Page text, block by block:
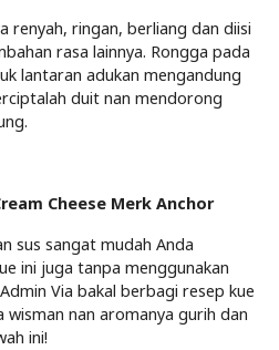
renyah, ringan, berliang dan diisi
rasa lainnya. Rongga pada
lantaran adukan mengandung
duit nan mendorong
Cheese Merk Anchor
sus sangat mudah Anda
ini juga tanpa menggunakan
Via bakal berbagi resep kue
nan aromanya gurih dan
ini!